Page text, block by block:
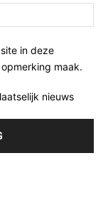
in deze
maak.
nieuws